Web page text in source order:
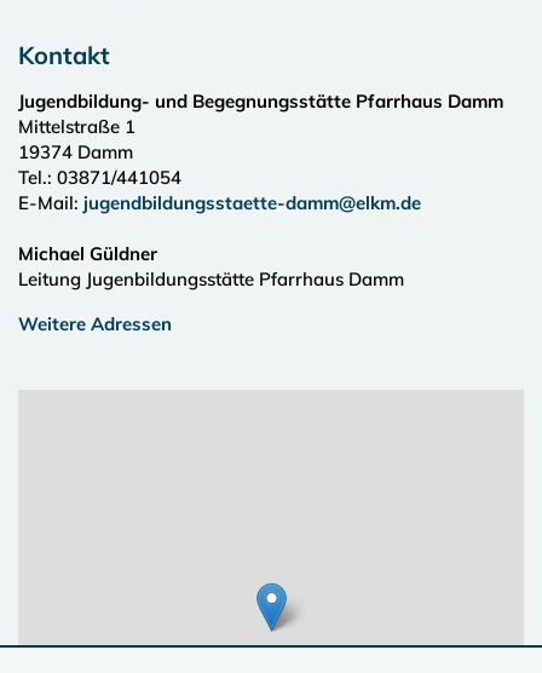
Kontakt
Jugendbildung- und Begegnungsstätte Pfarrhaus Damm
Mittelstraße 1
19374 Damm
Tel.: 03871/441054
E-Mail: jugendbildungsstaette-damm@elkm.de
Michael Güldner
Leitung Jugenbildungsstätte Pfarrhaus Damm
Weitere Adressen